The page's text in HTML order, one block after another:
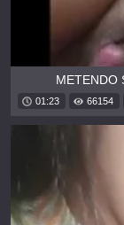
METENDO
01:23 66154